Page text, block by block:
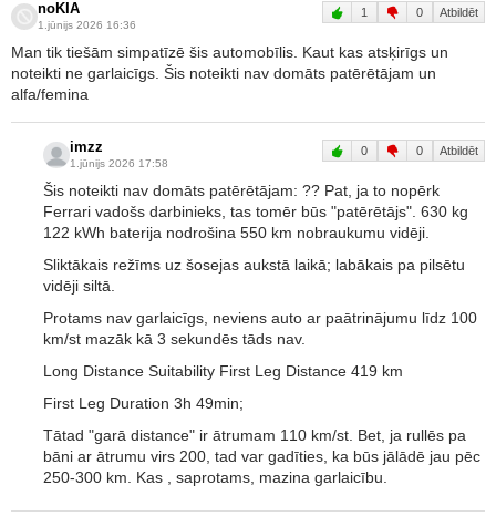
noKIA
1.jūnijs 2026 16:36
1 0 Atbildēt
Man tik tiešām simpatīzē šis automobīlis. Kaut kas atsķirīgs un
noteikti ne garlaicīgs. Šis noteikti nav domāts patērētājam un
alfa/femina
imzz
1.jūnijs 2026 17:58
0 0 Atbildēt
Šis noteikti nav domāts patērētājam: ?? Pat, ja to nopērk
Ferrari vadošs darbinieks, tas tomēr būs "patērētājs". 630 kg
122 kWh baterija nodrošina 550 km nobraukumu vidēji.
Sliktākais režīms uz šosejas aukstā laikā; labākais pa pilsētu
vidēji siltā.
Protams nav garlaicīgs, neviens auto ar paātrinājumu līdz 100
km/st mazāk kā 3 sekundēs tāds nav.
Long Distance Suitability First Leg Distance 419 km
First Leg Duration 3h 49min;
Tātad "garā distance" ir ātrumam 110 km/st. Bet, ja rullēs pa
bāni ar ātrumu virs 200, tad var gadīties, ka būs jālādē jau pēc
250-300 km. Kas , saprotams, mazina garlaicību.